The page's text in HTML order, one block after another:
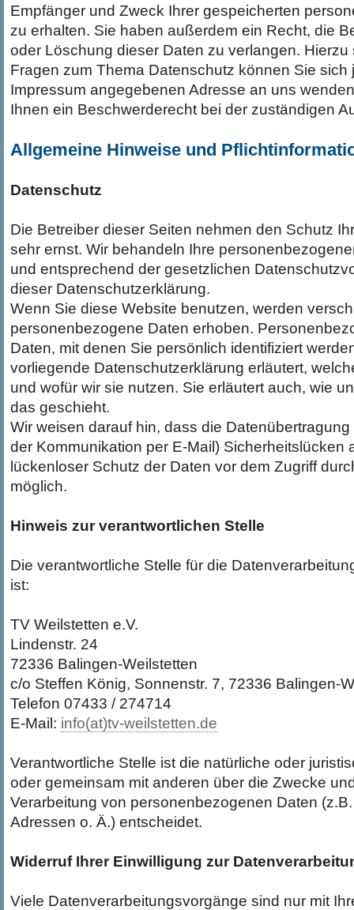
Empfänger und Zweck Ihrer gespeicherten
zu erhalten. Sie haben außerdem ein Recht, die
oder Löschung dieser Daten zu verlangen. Hierzu
Fragen zum Thema Datenschutz können Sie sich
Impressum angegebenen Adresse an uns
Ihnen ein Beschwerderecht bei der zuständigen
Allgemeine Hinweise und
Datenschutz
Die Betreiber dieser Seiten nehmen den Schutz
sehr ernst. Wir behandeln Ihre
und entsprechend der gesetzlichen
dieser Datenschutzerklärung.
Wenn Sie diese Website benutzen, werden
personenbezogene Daten erhoben.
Daten, mit denen Sie persönlich identifiziert
vorliegende Datenschutzerklärung erläutert,
und wofür wir sie nutzen. Sie erläutert auch, wie
das geschieht.
Wir weisen darauf hin, dass die
der Kommunikation per E-Mail) Sicherheitslücken
lückenloser Schutz der Daten vor dem Zugriff
möglich.
Hinweis zur verantwortlichen Stelle
Die verantwortliche Stelle für die
ist:
TV Weilstetten e.V.
Lindenstr. 24
72336 Balingen-Weilstetten
c/o Steffen König, Sonnenstr. 7, 72336 Balingen-
Telefon 07433 / 274714
E-Mail: info(at)tv-weilstetten.de
Verantwortliche Stelle ist die natürliche oder
oder gemeinsam mit anderen über die Zwecke
Verarbeitung von personenbezogenen Daten
Adressen o. Ä.) entscheidet.
Widerruf Ihrer Einwilligung zur
Viele Datenverarbeitungsvorgänge sind nur mit